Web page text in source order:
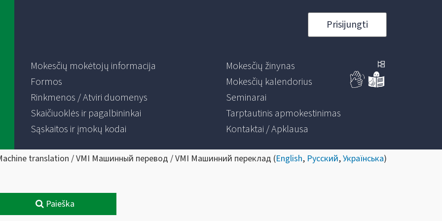
Prisijungti
Mokesčių mokėtojų informacija
Formos
Rinkmenos / Atviri duomenys
Skaičiuoklės ir pagalbininkai
Sąskaitos ir įmokų kodai
Mokesčių žinynas
Mokesčių kalendorius
Seminarai
Tarptautinis apmokestinimas
Kontaktai / Apklausa
translation / VMI Машинный перевод / VMI Машинний переклад (English, Русский,Українська)
Paieška